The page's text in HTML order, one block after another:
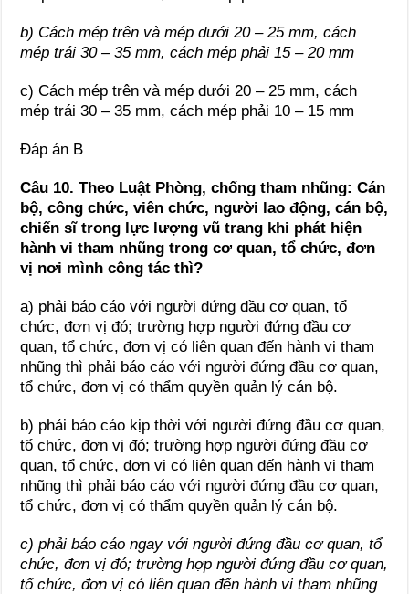
b) Cách mép trên và mép dưới 20 – 25 mm, cách
mép trái 30 – 35 mm, cách mép phải 15 – 20 mm
c) Cách mép trên và mép dưới 20 – 25 mm, cách
mép trái 30 – 35 mm, cách mép phải 10 – 15 mm
Đáp án B
Câu 10. Theo Luật Phòng, chống tham nhũng: Cán
bộ, công chức, viên chức, người lao động, cán bộ,
chiến sĩ trong lực lượng vũ trang khi phát hiện
hành vi tham nhũng trong cơ quan, tổ chức, đơn
vị nơi mình công tác thì?
a) phải báo cáo với người đứng đầu cơ quan, tổ
chức, đơn vị đó; trường hợp người đứng đầu cơ
quan, tổ chức, đơn vị có liên quan đến hành vi tham
nhũng thì phải báo cáo với người đứng đầu cơ quan,
tổ chức, đơn vị có thẩm quyền quản lý cán bộ.
b) phải báo cáo kịp thời với người đứng đầu cơ quan,
tổ chức, đơn vị đó; trường hợp người đứng đầu cơ
quan, tổ chức, đơn vị có liên quan đến hành vi tham
nhũng thì phải báo cáo với người đứng đầu cơ quan,
tổ chức, đơn vị có thẩm quyền quản lý cán bộ.
c) phải báo cáo ngay với người đứng đầu cơ quan, tổ
chức, đơn vị đó; trường hợp người đứng đầu cơ quan,
tổ chức, đơn vị có liên quan đến hành vi tham nhũng